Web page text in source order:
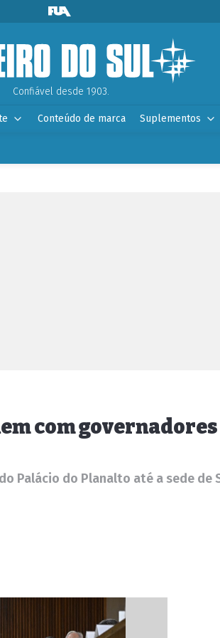
Confiável desde 1903.
Conteúdo de marca Suplementos
com governadores
Palácio do Planalto até a sede de